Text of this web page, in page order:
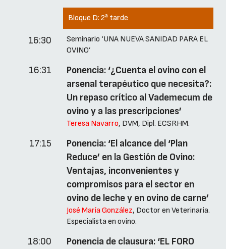
Bloque D: 2ª tarde
16:30
Seminario ‘UNA NUEVA SANIDAD PARA EL
OVINO’
16:31
Ponencia: ‘¿Cuenta el ovino con el
arsenal terapéutico que necesita?:
Un repaso crítico al Vademecum de
ovino y a las prescripciones’
Teresa Navarro, DVM, Dipl. ECSRHM.
17:15
Ponencia: ‘El alcance del ‘Plan
Reduce’ en la Gestión de Ovino:
Ventajas, inconvenientes y
compromisos para el sector en
ovino de leche y en ovino de carne’
José María González, Doctor en Veterinaria.
Especialista en ovino.
18:00
Ponencia de clausura: ‘EL FORO